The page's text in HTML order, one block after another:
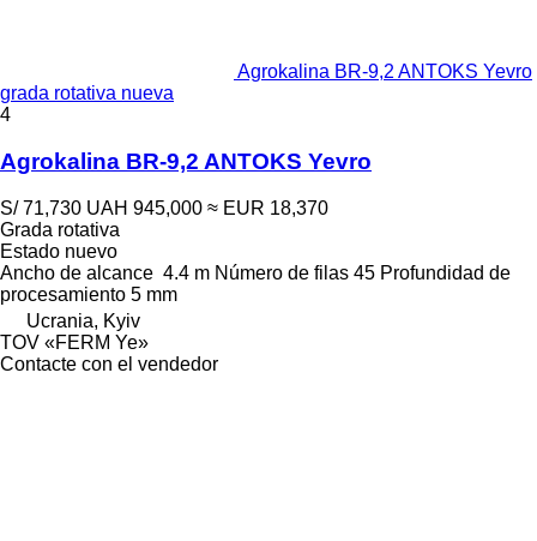
Agrokalina BR-9,2 ANTOKS Yevro
grada rotativa nueva
4
Agrokalina BR-9,2 ANTOKS Yevro
S/ 71,730 UAH 945,000 ≈ EUR 18,370
Grada rotativa
Estado nuevo
Ancho de alcance 4.4 m Número de filas 45 Profundidad de
procesamiento 5 mm
Ucrania, Kyiv
TOV «FERM Ye»
Contacte con el vendedor